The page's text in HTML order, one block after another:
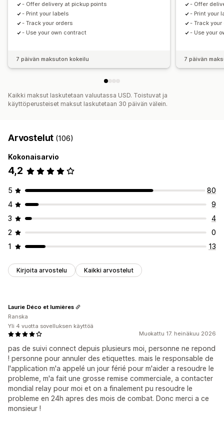
- Offer delivery at pickup points
- Print your labels
- Track your orders
- Use your own contract
7 päivän maksuton kokeilu
- Offer
- Print your
- Track your
- Use your
7 päivän
Kaikki maksut laskutetaan valuutassa USD. Toistuvat ja
käyttöperusteiset maksut laskutetaan 30 päivän välein.
Arvostelut (106)
Kokonaisarvio
4,2
5
80
4
9
3
4
2
0
1
13
Kirjoita arvostelu Kaikki arvostelut
Muokattu 17. heinäkuu 2026
pas de suivi connect depuis plusieurs moi, personne ne repond
! personne pour annuler des etiquettes. mais le responsable de
l'application m'a appelé un jour férié pour m'aider a resoudre le
probleme, m'a fait une grosse remise commerciale, a contacter
mondial relay pour moi et on a finalement pu resoudre le
probleme en 24h apres des mois de combat. Donc merci a ce
monsieur !
Laurie Déco et lumières
Ranska
Yli 4 vuotta sovelluksen käyttöä